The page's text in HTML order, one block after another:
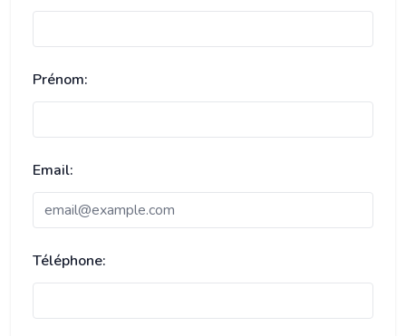
Prénom:
Email:
Téléphone: